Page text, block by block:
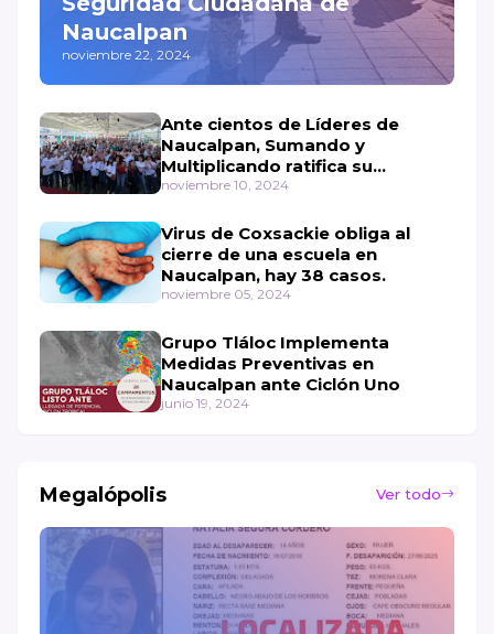
Naucalpan
noviembre 22, 2024
Ante cientos de Líderes de
Naucalpan, Sumando y
Multiplicando ratifica su
compromiso con la Cuarta
noviembre 10, 2024
Virus de Coxsackie obliga al
cierre de una escuela en
Naucalpan, hay 38 casos.
noviembre 05, 2024
Grupo Tláloc Implementa
Medidas Preventivas en
Naucalpan ante Ciclón Uno
junio 19, 2024
Megalópolis Ver todo